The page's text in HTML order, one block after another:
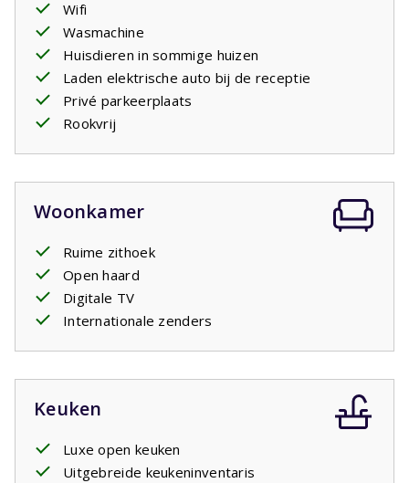
zich goed vermaken.
Wifi
Wasmachine
Huisdieren in sommige huizen
Laden elektrische auto bij de receptie
Privé parkeerplaats
Rookvrij
Woonkamer
Ruime zithoek
Open haard
Digitale TV
Internationale zenders
Keuken
Luxe open keuken
Uitgebreide keukeninventaris